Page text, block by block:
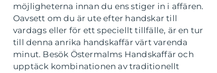
möjligheterna innan du ens stiger in i affären.
Oavsett om du är ute efter handskar till
vardags eller för ett speciellt tillfälle, är en tur
till denna anrika handskaffär värt varenda
minut. Besök Östermalms Handskaffär och
upptäck kombinationen av traditionellt